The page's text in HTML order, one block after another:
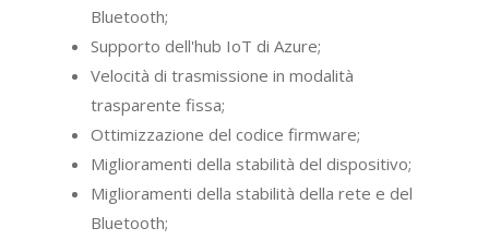
Bluetooth;
Supporto dell'hub IoT di Azure;
Velocità di trasmissione in modalità
trasparente fissa;
Ottimizzazione del codice firmware;
Miglioramenti della stabilità del dispositivo;
Miglioramenti della stabilità della rete e del
Bluetooth;